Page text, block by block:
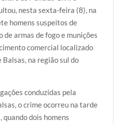
r
e
nesta sexta-feira (8), na
homens suspeitos de
de armas de fogo e munições
comercial localizado
na região sul do
conduzidas pela
o crime ocorreu na tarde
dois homens